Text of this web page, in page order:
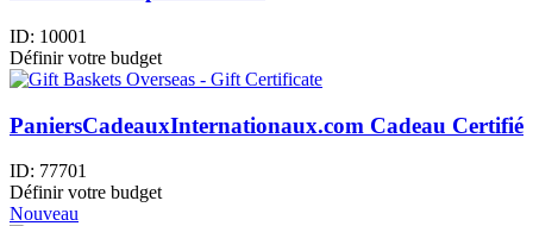
ID: 10001
Définir votre budget
PaniersCadeauxInternationaux.com Cadeau Certifié
ID: 77701
Définir votre budget
Nouveau